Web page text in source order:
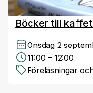
Böcker till
Onsdag 2
11:00 – 12:00
Föreläsningar